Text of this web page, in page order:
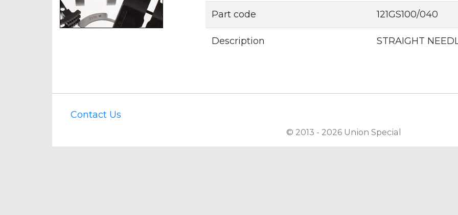
Part code 121GS100/040
Description STRAIGHT
Contact Us
© 2013 - 2026 Union Special